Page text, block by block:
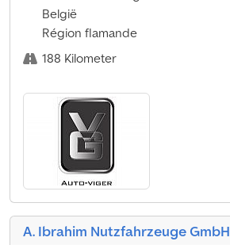
België
Région flamande
188 Kilometer
A. Ibrahim Nutzfahrzeuge GmbH